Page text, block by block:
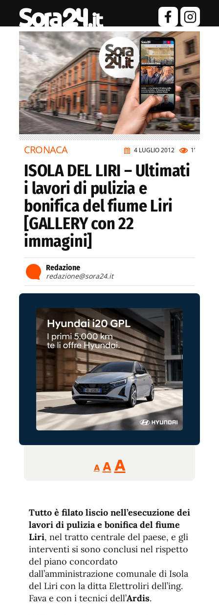
4 LUGLIO 2012 1’
CRONACA
ISOLA DEL LIRI – Ultimati
i lavori di pulizia e
bonifica del fiume Liri
[GALLERY con 22
immagini]
Redazione
redazione@sora24.it
A
Reducir
tamaño
A Restablecer
fuente
AAumentar
de
fuente.
Tutto è filato liscio nell’esecuzione dei
lavori di pulizia e bonifica del fiume
Liri, nel tratto centrale del paese, e gli
interventi si sono conclusi nel rispetto
del piano concordato
dall’amministrazione comunale di Isola
del Liri con la ditta Elettroliri dell’ing.
Fava e con i tecnici dell’Ardis.